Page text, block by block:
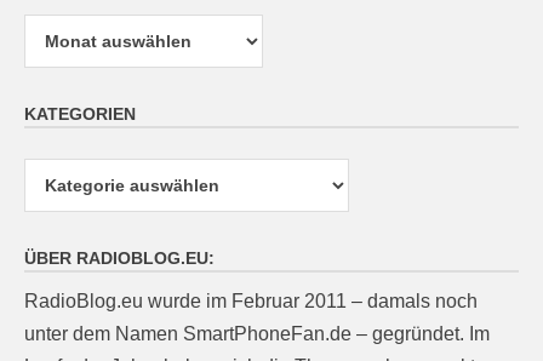
Archiv
KATEGORIEN
ÜBER RADIOBLOG.EU:
RadioBlog.eu wurde im Februar 2011 – damals noch
unter dem Namen SmartPhoneFan.de – gegründet. Im